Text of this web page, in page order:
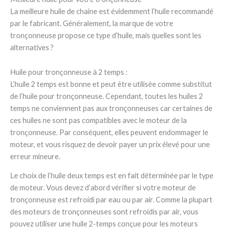
La meilleure huile de chaine est évidemment l’huile recommandé
par le fabricant. Généralement, la marque de votre
tronçonneuse propose ce type d’huile, mais quelles sont les
alternatives ?
Huile pour tronçonneuse à 2 temps :
L’huile 2 temps est bonne et peut être utilisée comme substitut
de l’huile pour tronçonneuse. Cependant, toutes les huiles 2
temps ne conviennent pas aux tronçonneuses car certaines de
ces huiles ne sont pas compatibles avec le moteur de la
tronçonneuse. Par conséquent, elles peuvent endommager le
moteur, et vous risquez de devoir payer un prix élevé pour une
erreur mineure.
Le choix de l’huile deux temps est en fait déterminée par le type
de moteur. Vous devez d’abord vérifier si votre moteur de
tronçonneuse est refroidi par eau ou par air. Comme la plupart
des moteurs de tronçonneuses sont refroidis par air, vous
pouvez utiliser une huile 2-temps conçue pour les moteurs